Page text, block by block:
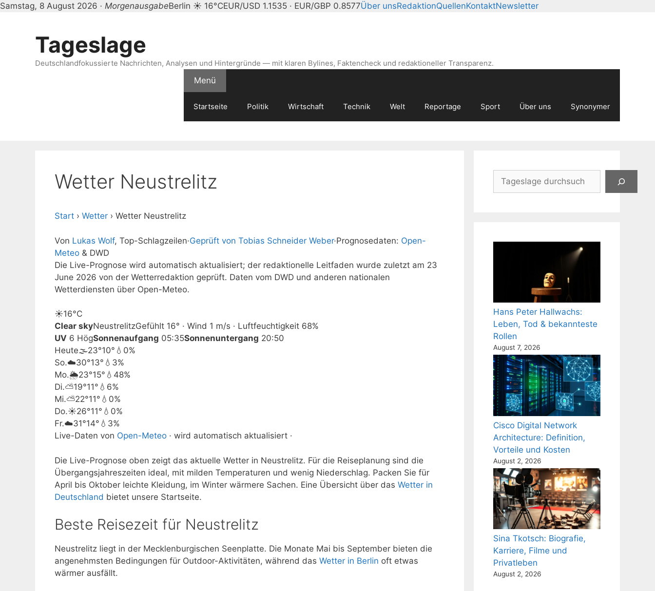
Samstag, 8 August 2026 · MorgenausgabeBerlin ☀ 16°CEUR/USD 1.1535 · EUR/GBP 0.8577Über unsRedaktionQuellenKontaktNewsletter
Tageslage
Deutschlandfokussierte Nachrichten, Analysen und Hintergründe — mit klaren Bylines, Faktencheck und redaktioneller Transparenz.
Menü
Startseite Politik Wirtschaft Technik Welt Reportage Sport Über uns Synonymer
Wetter Neustrelitz
Start › Wetter › Wetter Neustrelitz
Von Lukas Wolf, Top-Schlagzeilen·Geprüft von Tobias Schneider Weber·Prognosedaten: Open-
Meteo & DWD
Die Live-Prognose wird automatisch aktualisiert; der redaktionelle Leitfaden wurde zuletzt am 23
June 2026 von der Wetterredaktion geprüft. Daten vom DWD und anderen nationalen
Wetterdiensten über Open-Meteo.
☀️16°C
Clear skyNeustrelitzGefühlt 16° · Wind 1 m/s · Luftfeuchtigkeit 68%
UV 6 HögSonnenaufgang 05:35Sonnenuntergang 20:50
Heute🌫️23°10° 💧0%
So.☁️30°13° 💧3%
Mo.🌦️23°15° 💧48%
Di.⛅19°11° 💧6%
Mi.⛅22°11° 💧0%
Do.☀️26°11° 💧0%
Fr.☁️31°14° 💧3%
Live-Daten von Open-Meteo · wird automatisch aktualisiert ·
Die Live-Prognose oben zeigt das aktuelle Wetter in Neustrelitz. Für die Reiseplanung sind die
Übergangsjahreszeiten ideal, mit milden Temperaturen und wenig Niederschlag. Packen Sie für
April bis Oktober leichte Kleidung, im Winter wärmere Sachen. Eine Übersicht über das Wetter in
Deutschland bietet unsere Startseite.
Beste Reisezeit für Neustrelitz
Neustrelitz liegt in der Mecklenburgischen Seenplatte. Die Monate Mai bis September bieten die
angenehmsten Bedingungen für Outdoor-Aktivitäten, während das Wetter in Berlin oft etwas
wärmer ausfällt.
Suchen
Hans Peter Hallwachs:
Leben, Tod & bekannteste
Rollen
August 7, 2026
Cisco Digital Network
Architecture: Definition,
Vorteile und Kosten
August 2, 2026
Sina Tkotsch: Biografie,
Karriere, Filme und
Privatleben
August 2, 2026